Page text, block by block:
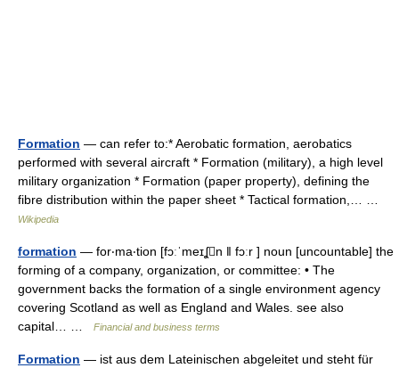
Formation — can refer to:* Aerobatic formation, aerobatics
performed with several aircraft * Formation (military), a high level
military organization * Formation (paper property), defining the
fibre distribution within the paper sheet * Tactical formation,… …
Wikipedia
formation — for‧ma‧tion [fɔːˈmeɪʆn ǁ fɔːr ] noun [uncountable] the
forming of a company, organization, or committee: • The
government backs the formation of a single environment agency
covering Scotland as well as England and Wales. see also
capital… …
Financial and business terms
Formation — ist aus dem Lateinischen abgeleitet und steht für